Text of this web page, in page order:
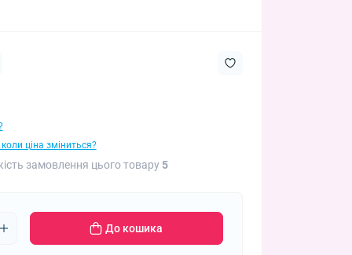
ціна зміниться?
замовлення цього товару 5
До кошика